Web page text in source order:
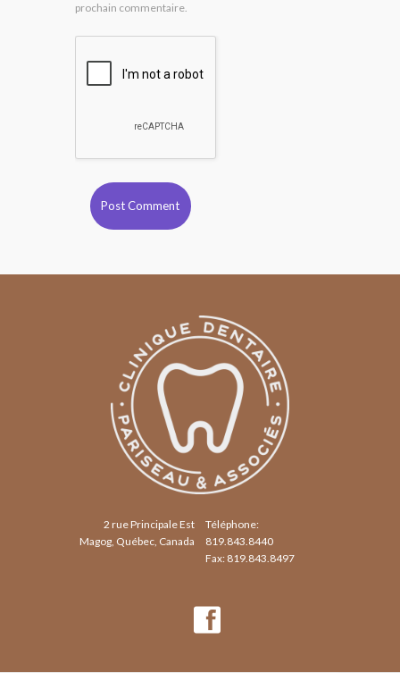
prochain commentaire.
Téléphone:
819.843.8440
Fax: 819.843.8497
2 rue Principale Est
Magog, Québec, Canada